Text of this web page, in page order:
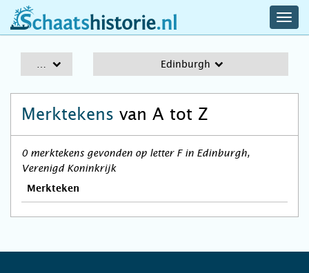
schaatshistorie.nl
Edinburgh
Merktekens van A tot Z
0 merktekens gevonden op letter F in Edinburgh,
Verenigd Koninkrijk
Merkteken